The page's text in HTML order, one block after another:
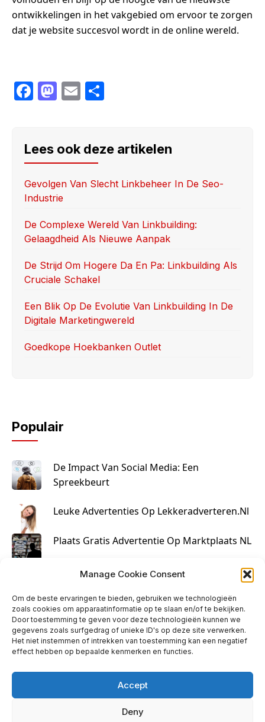
Manage Cookie Consent
Om de beste ervaringen te bieden, gebruiken we technologieën
zoals cookies om apparaatinformatie op te slaan en/of te bekijken.
Door toestemming te geven voor deze technologieën kunnen we
gegevens zoals surfgedrag of unieke ID's op deze site verwerken.
Het niet instemmen of intrekken van toestemming kan een negatief
effect hebben op bepaalde kenmerken en functies.
Accept
Deny
ontwikkelingen in het vakgebied om ervoor te zorgen
dat je website succesvol wordt in de online wereld.
F
e
b
o
o
k
M
o
d
o
n
E
e
Lees ook deze artikelen
Gevolgen Van Slecht Linkbeheer In De Seo-
Industrie
De Complexe Wereld Van Linkbuilding:
Gelaagdheid Als Nieuwe Aanpak
De Strijd Om Hogere Da En Pa: Linkbuilding Als
Cruciale Schakel
Een Blik Op De Evolutie Van Linkbuilding In De
Digitale Marketingwereld
Goedkope Hoekbanken Outlet
Populair
De Impact Van Social Media: Een
Spreekbeurt
Leuke Advertenties Op Lekkeradverteren.nl
Plaats Gratis Advertentie Op Marktplaats NL
Kruisbestuiving Voor Succesvolle Marketing